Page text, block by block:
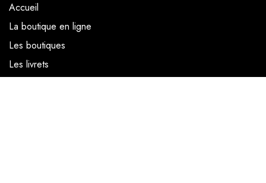
Accueil
La boutique en ligne
Les boutiques
Les livrets